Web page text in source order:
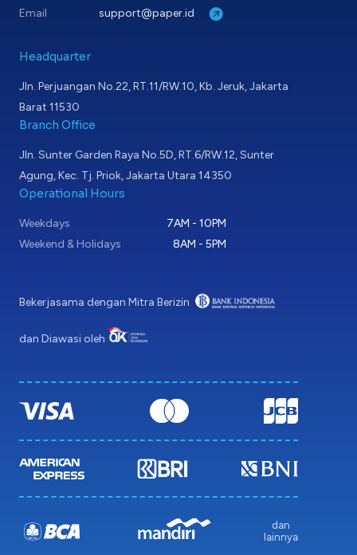
Email
support@paper.id
Headquarter
Jln. Perjuangan No.22, RT.11/RW.10, Kb. Jeruk, Jakarta
Barat 11530
Branch Office
Jln. Sunter Garden Raya No.5D, RT.6/RW.12, Sunter
Agung, Kec. Tj. Priok, Jakarta Utara 14350
Operational Hours
Weekdays
7AM - 10PM
Weekend & Holidays
8AM - 5PM
Bekerjasama dengan Mitra Berizin
dan Diawasi oleh
dan
lainnya